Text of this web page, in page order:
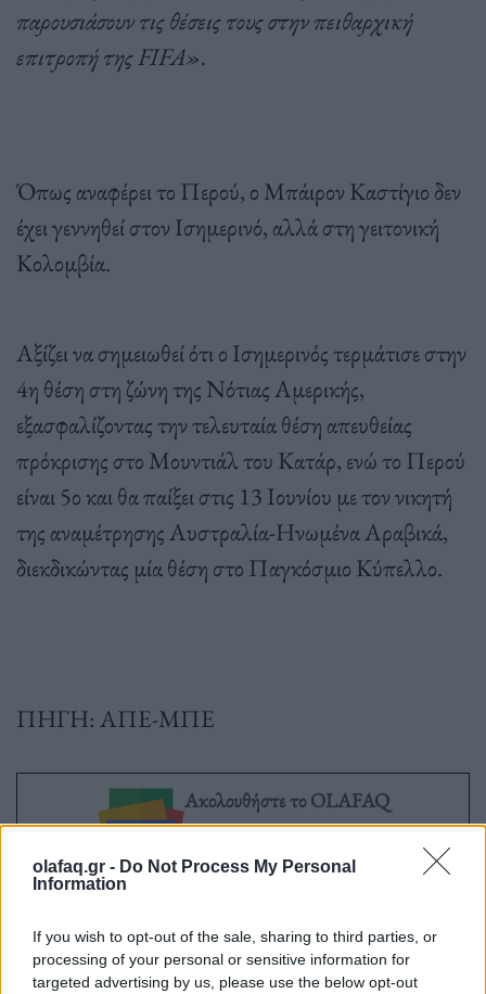
olafaq.gr - Do Not Process My Personal
Information
If you wish to opt-out of the sale, sharing to third parties, or
processing of your personal or sensitive information for
targeted advertising by us, please use the below opt-out
παρουσιάσουν τις θέσεις τους στην πειθαρχική
επιτροπή της FIFA».
Όπως αναφέρει το Περού, ο Μπάιρον Καστίγιο δεν
έχει γεννηθεί στον Ισημερινό, αλλά στη γειτονική
Κολομβία.
Αξίζει να σημειωθεί ότι ο Ισημερινός τερμάτισε στην
4η θέση στη ζώνη της Νότιας Αμερικής,
εξασφαλίζοντας την τελευταία θέση απευθείας
πρόκρισης στο Μουντιάλ του Κατάρ, ενώ το Περού
είναι 5ο και θα παίξει στις 13 Ιουνίου με τον νικητή
της αναμέτρησης Αυστραλία-Ηνωμένα Αραβικά,
διεκδικώντας μία θέση στο Παγκόσμιο Κύπελλο.
ΠΗΓΗ: ΑΠΕ-ΜΠΕ
Ακολουθήστε το OLAFAQ
στο Google News
Newsroom